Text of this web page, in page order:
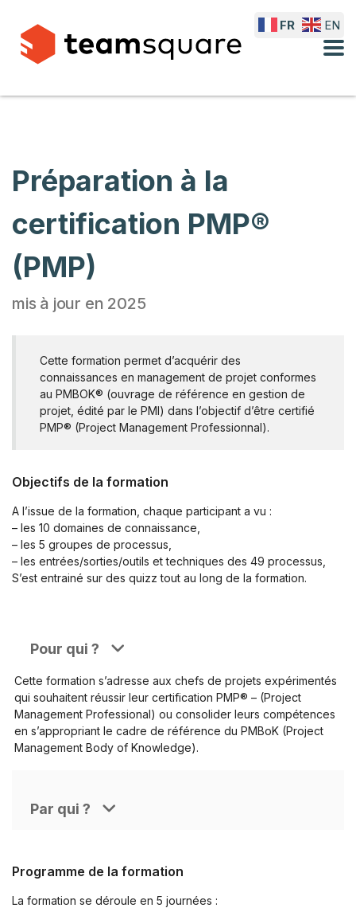
Préparation à la
certification PMP®
(PMP)
mis à jour en 2025
Cette formation permet d’acquérir des
connaissances en management de projet conformes
au PMBOK® (ouvrage de référence en gestion de
projet, édité par le PMI) dans l’objectif d’être certifié
PMP® (Project Management Professionnal).
Objectifs de la formation
A l’issue de la formation, chaque participant a vu :
– les 10 domaines de connaissance,
– les 5 groupes de processus,
– les entrées/sorties/outils et techniques des 49 processus,
S’est entrainé sur des quizz tout au long de la formation.
Pour qui ?
Cette formation s’adresse aux chefs de projets expérimentés
qui souhaitent réussir leur certification PMP® – (Project
Management Professional) ou consolider leurs compétences
en s’appropriant le cadre de référence du PMBoK (Project
Management Body of Knowledge).
Par qui ?
Programme de la formation
La formation se déroule en 5 journées :
FR EN